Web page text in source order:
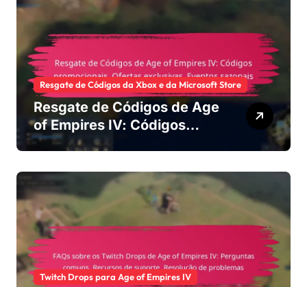
Resgate de Códigos da Xbox e da Microsoft Store
Resgate de Códigos de Age
of Empires IV: Códigos
promocionais, Ofertas
sazonais
Twitch Drops para Age of Empires IV